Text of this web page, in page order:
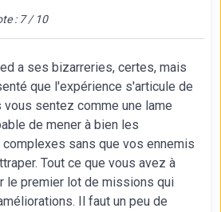
: 7 / 10
a ses bizarreries, certes, mais
que l'expérience s'articule de
sentez comme une lame
de mener à bien les
sans que vos ennemis
Tout ce que vous avez à
le premier lot de missions qui
Il faut un peu de